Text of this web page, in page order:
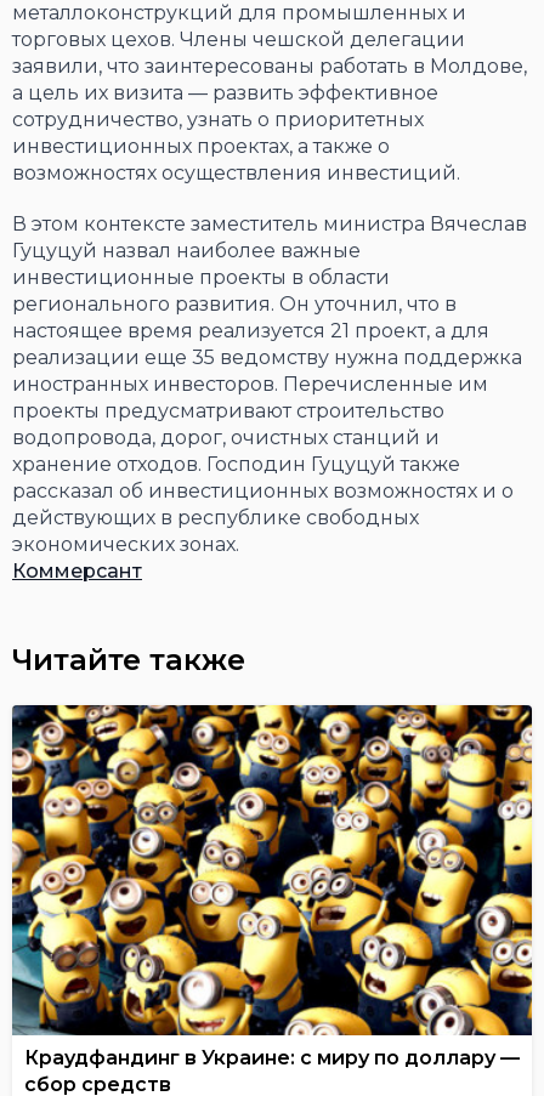
металлоконструкций для промышленных и
торговых цехов. Члены чешской делегации
заявили, что заинтересованы работать в Молдове,
а цель их визита — развить эффективное
сотрудничество, узнать о приоритетных
инвестиционных проектах, а также о
возможностях осуществления инвестиций.
В этом контексте заместитель министра Вячеслав
Гуцуцуй назвал наиболее важные
инвестиционные проекты в области
регионального развития. Он уточнил, что в
настоящее время реализуется 21 проект, а для
реализации еще 35 ведомству нужна поддержка
иностранных инвесторов. Перечисленные им
проекты предусматривают строительство
водопровода, дорог, очистных станций и
хранение отходов. Господин Гуцуцуй также
рассказал об инвестиционных возможностях и о
действующих в республике свободных
экономических зонах.
Коммерсант
Читайте также
Краудфандинг в Украине: с миру по доллару —
сбор средств